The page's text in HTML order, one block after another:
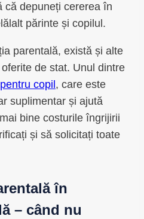
că depuneți cererea în
părinte și copilul.
parentală, există și alte
de stat. Unul dintre
copil , care este
suplimentar și ajută
bine costurile îngrijirii
și să solicitați toate
în
– când nu